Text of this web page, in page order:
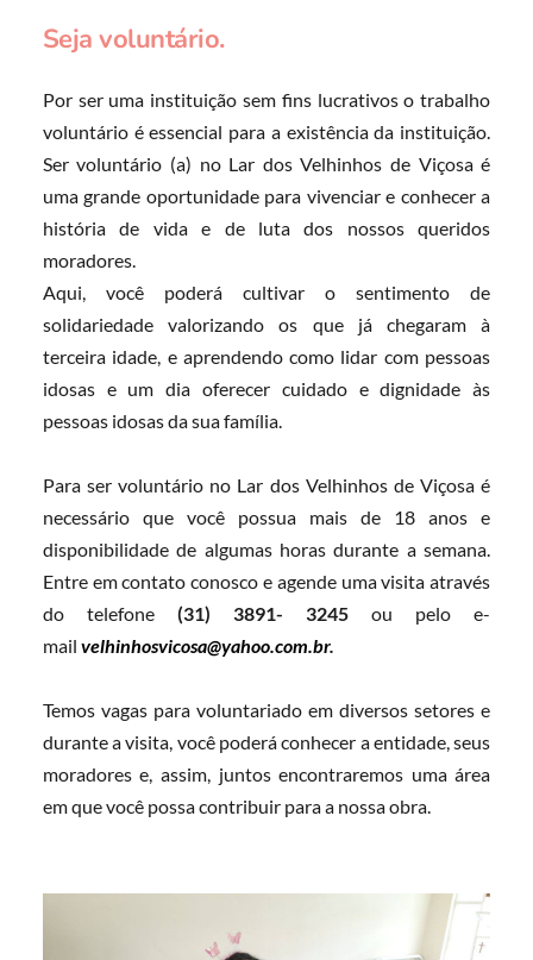
Seja voluntário.
Por ser uma instituição sem fins lucrativos o trabalho
voluntário é essencial para a existência da instituição.
Ser voluntário (a) no Lar dos Velhinhos de Viçosa é
uma grande oportunidade para vivenciar e conhecer a
história de vida e de luta dos nossos queridos
moradores.
Aqui, você poderá cultivar o sentimento de
solidariedade valorizando os que já chegaram à
terceira idade, e aprendendo como lidar com pessoas
idosas e um dia oferecer cuidado e dignidade às
pessoas idosas da sua família.
Para ser voluntário no Lar dos Velhinhos de Viçosa é
necessário que você possua mais de 18 anos e
disponibilidade de algumas horas durante a semana.
Entre em contato conosco e agende uma visita através
do telefone (31) 3891- 3245 ou pelo e-
mail velhinhosvicosa@yahoo.com.br.
Temos vagas para voluntariado em diversos setores e
durante a visita, você poderá conhecer a entidade, seus
moradores e, assim, juntos encontraremos uma área
em que você possa contribuir para a nossa obra.